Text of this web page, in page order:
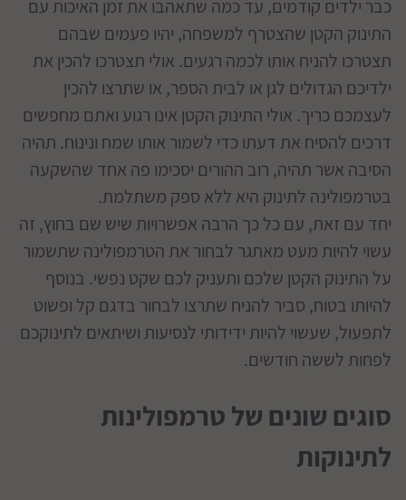
כבר ילדים קודמים, עד כמה שתאהבו את זמן האיכות עם
התינוק הקטן שהצטרף למשפחה, יהיו פעמים שבהם
תצטרכו להניח אותו לכמה רגעים. אולי תצטרכו להכין את
ילדיכם הגדולים לגן או לבית הספר, או שתרצו להכין
לעצמכם כריך. אולי התינוק הקטן אינו רגוע ואתם מחפשים
דרכים להסיח את דעתו כדי לשמור אותו שמח ונינוח. תהיה
הסיבה אשר תהיה, רוב ההורים יסכימו פה אחד שהשקעה
בטרמפולינה לתינוק היא ללא ספק משתלמת.
יחד עם זאת, עם כל כך הרבה אפשרויות שיש שם בחוץ, זה
עשוי להיות מעט מאתגר לבחור את הטרמפולינה שתשמור
על התינוק הקטן שלכם ותעניק לכם שקט נפשי. בנוסף
להיותו בטוח, סביר להניח שתרצו לבחור בדגם קל ופשוט
לתפעול, שעשוי להיות ידידותי לנסיעות ושיתאים לתינוקכם
לפחות לששה חודשים.
סוגים שונים של טרמפולינות
לתינוקות